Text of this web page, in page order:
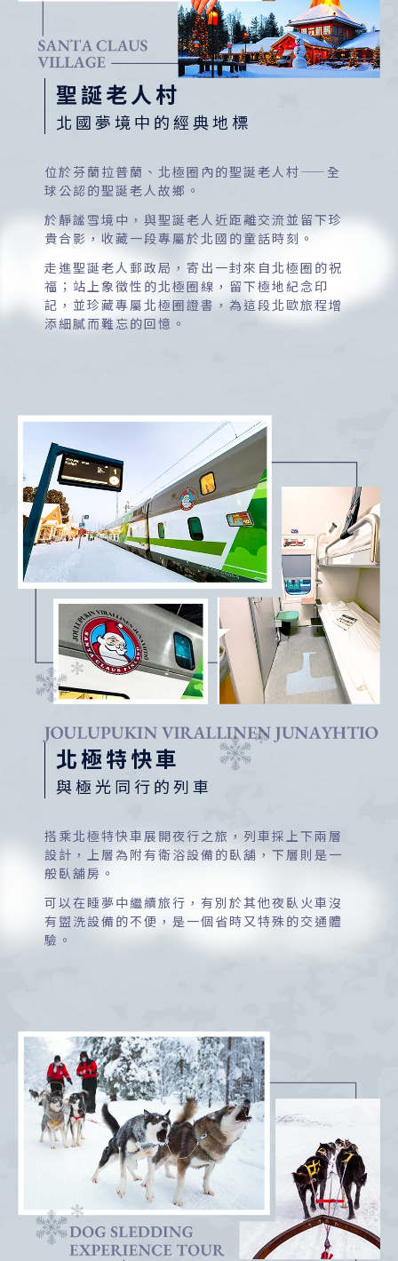
聖誕老人村
北國夢境中的經典地標
位於芬蘭拉普蘭、北極圈內的聖誕老人村——全
球公認的聖誕老人故鄉。
於靜謐雪境中，與聖誕老人近距離交流並留下珍
貴合影，收藏一段專屬於北國的童話時刻。
走進聖誕老人郵政局，寄出一封來自北極圈的祝
福；站上象徵性的北極圈線，留下極地紀念印
記，並珍藏專屬北極圈證書，為這段北歐旅程增
添細膩而難忘的回憶。
北極特快車
與極光同行的列車
搭乘北極特快車展開夜行之旅，列車採上下兩層
設計，上層為附有衛浴設備的臥舖，下層則是一
般臥舖房。
可以在睡夢中繼續旅行，有別於其他夜臥火車沒
有盥洗設備的不便，是一個省時又特殊的交通體
驗。